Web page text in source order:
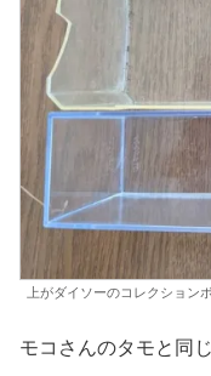
上がダイソーのコレクション
モコさんのタモと同